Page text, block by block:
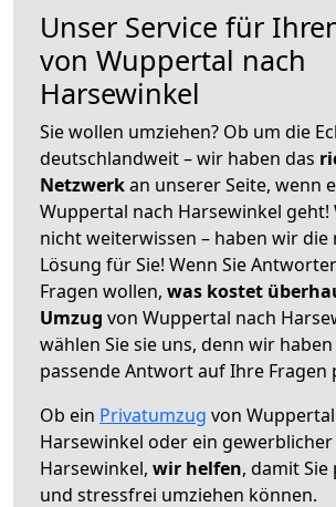
Unser Service für
von Wuppertal nach
Harsewinkel
Sie wollen umziehen? Ob um die
deutschlandweit – wir haben das
Netzwerkan unserer Seite, wenn
Wuppertal nach Harsewinkel geht!
nicht weiterwissen – haben wir die
Lösung für Sie! Wenn Sie
Fragen wollen, was kostet
Umzug von Wuppertal nach
wählen Sie sie uns, denn wir
passende Antwort auf Ihre Fragen
Ob ein Privatumzug von
Harsewinkel oder ein
Harsewinkel, wir helfen, damit
und stressfrei umziehen können.